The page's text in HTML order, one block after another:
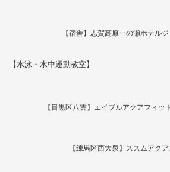
【宿舎】志賀高原一の瀬ホテル
【水泳・水中運動教室】
【目黒区八雲】エイブルアクアフィッ
【練馬区西大泉】ススムアク